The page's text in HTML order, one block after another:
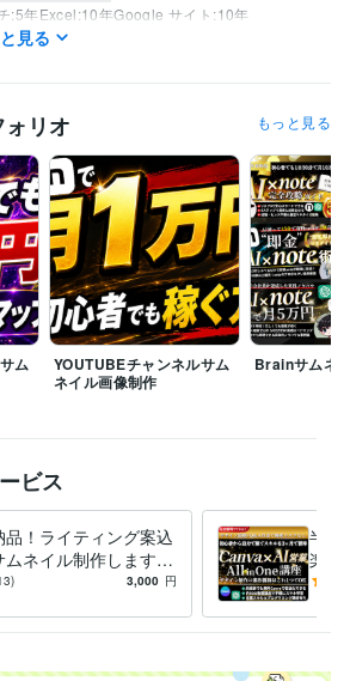
:5年Excel:10年Google サイト:10年
ト:15年Google スライド:15年
年Adobe Analytics:10年
:10年ChatGPT:3年
Figma:10年
構築 サムネイル画像、ロゴ、LP制作
見る
リオ もっと見る
ム
YOUTUBEチャンネルサム
ネイル画像制作
Brainサムネ
ビス
品！ライティング案込
ムネイル制作します B
即日対応可！効果に
3,000 円
半額
楽々
案